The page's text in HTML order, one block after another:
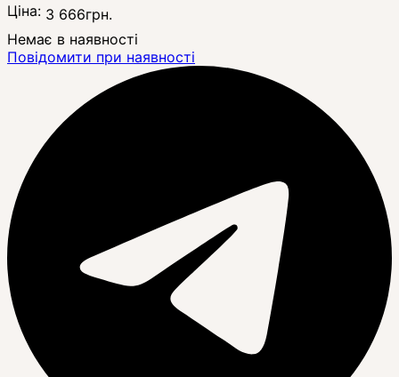
Ціна: 3 666грн.
Немає в наявності
Повідомити при наявності